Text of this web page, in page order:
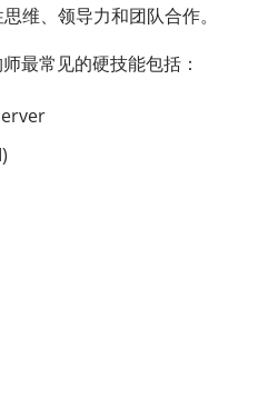
维、领导力和团队合作。
最常见的硬技能包括：